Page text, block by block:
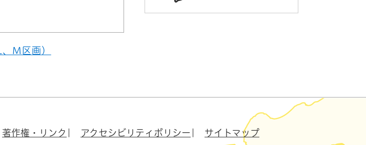
M区画）
著作権・リンク アクセシビリティポリシー サイトマップ